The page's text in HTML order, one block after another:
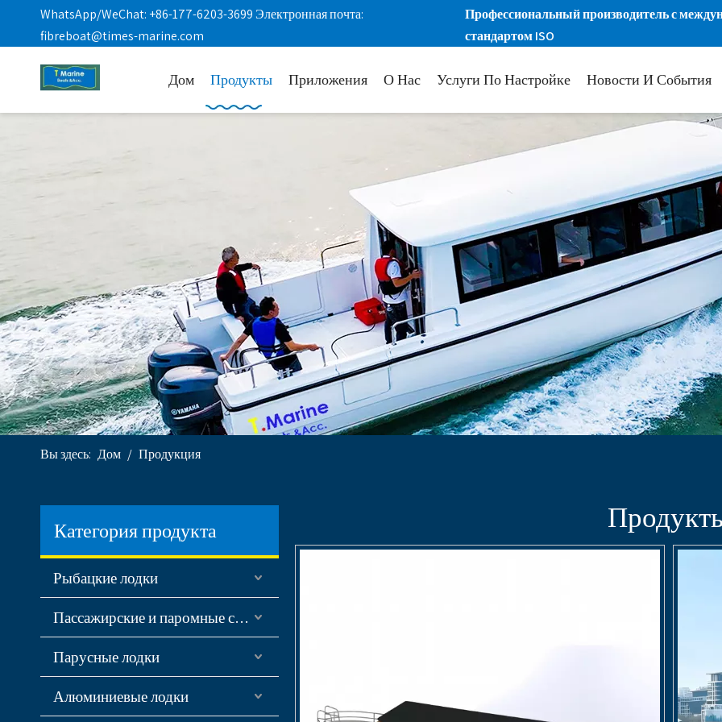
WhatsApp/WeChat: +86-177-6203-3699 Электронная почта:
fibreboat@times-marine.com
Профессиональный производитель с
стандартом ISO
Дом Продукты Приложения О Нас Услуги По Настройке Новости И События
Вы здесь: Дом / Продукция
Категория продукта
Рыбацкие лодки
Пассажирские и паромные суда
Парусные лодки
Алюминиевые лодки